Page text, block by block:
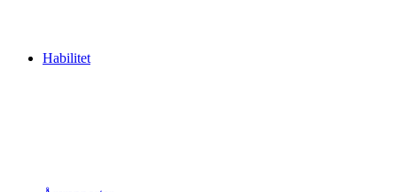
Habilitet